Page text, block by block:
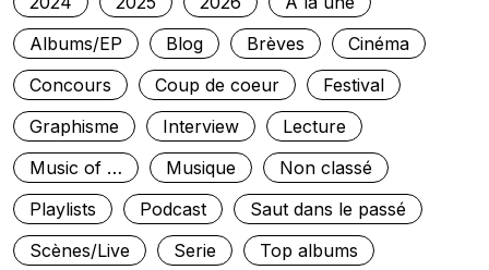
Albums/EP
Blog Brèves
Cinéma
Concours
Coup de coeur
Festival
Graphisme
Interview
Lecture
Music of …
Musique
Non classé
Playlists
Podcast
Saut dans le passé
Scènes/Live
Serie
Top albums